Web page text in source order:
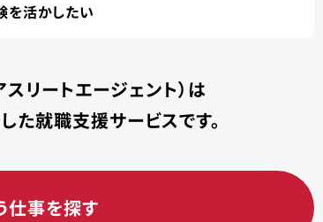
を活かしたい
リートエージェント）は
た就職支援サービスです。
仕事を探す